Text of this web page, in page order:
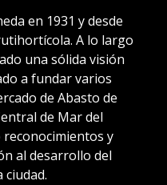
en 1931 y desde
A lo largo
una sólida visión
a fundar varios
de Abasto de
de Mar del
reconocimientos y
al desarrollo del